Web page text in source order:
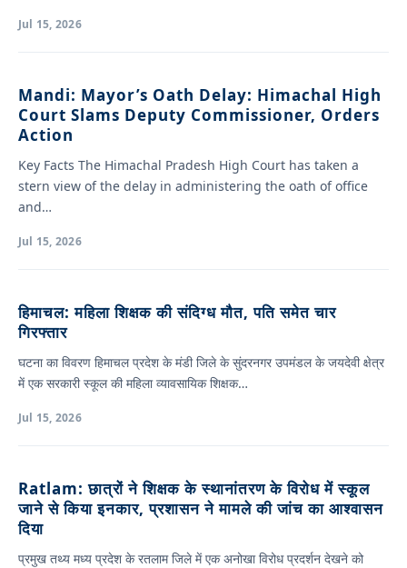
Jul 15, 2026
Mandi: Mayor’s Oath Delay: Himachal High
Court Slams Deputy Commissioner, Orders
Action
Key Facts The Himachal Pradesh High Court has taken a
stern view of the delay in administering the oath of office
and…
Jul 15, 2026
हिमाचल: महिला शिक्षक की संदिग्ध मौत, पति समेत चार
गिरफ्तार
घटना का विवरण हिमाचल प्रदेश के मंडी जिले के सुंदरनगर उपमंडल के जयदेवी क्षेत्र
में एक सरकारी स्कूल की महिला व्यावसायिक शिक्षक…
Jul 15, 2026
Ratlam: छात्रों ने शिक्षक के स्थानांतरण के विरोध में स्कूल
जाने से किया इनकार, प्रशासन ने मामले की जांच का आश्वासन
दिया
प्रमुख तथ्य मध्य प्रदेश के रतलाम जिले में एक अनोखा विरोध प्रदर्शन देखने को